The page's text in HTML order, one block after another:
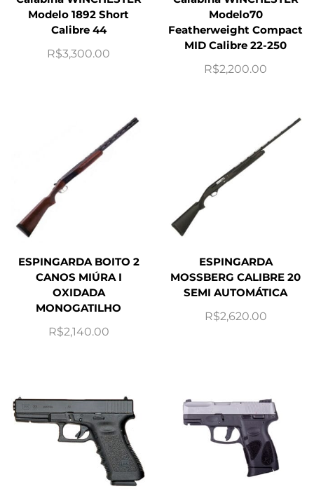
Modelo 1892 Short
Calibre 44
R$3,300.00
Modelo70
Featherweight Compact
MID Calibre 22-250
R$2,200.00
ESPINGARDA BOITO 2
CANOS MIÚRA I
OXIDADA
MONOGATILHO
R$2,140.00
ESPINGARDA
MOSSBERG CALIBRE 20
SEMI AUTOMÁTICA
R$2,620.00